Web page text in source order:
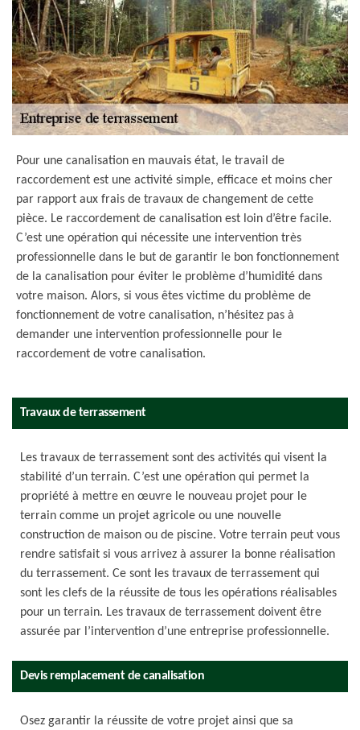
Pour une canalisation en mauvais état, le travail de
raccordement est une activité simple, efficace et moins cher
par rapport aux frais de travaux de changement de cette
pièce. Le raccordement de canalisation est loin d’être facile.
C’est une opération qui nécessite une intervention très
professionnelle dans le but de garantir le bon fonctionnement
de la canalisation pour éviter le problème d’humidité dans
votre maison. Alors, si vous êtes victime du problème de
fonctionnement de votre canalisation, n’hésitez pas à
demander une intervention professionnelle pour le
raccordement de votre canalisation.
Travaux de terrassement
Les travaux de terrassement sont des activités qui visent la
stabilité d’un terrain. C’est une opération qui permet la
propriété à mettre en œuvre le nouveau projet pour le
terrain comme un projet agricole ou une nouvelle
construction de maison ou de piscine. Votre terrain peut vous
rendre satisfait si vous arrivez à assurer la bonne réalisation
du terrassement. Ce sont les travaux de terrassement qui
sont les clefs de la réussite de tous les opérations réalisables
pour un terrain. Les travaux de terrassement doivent être
assurée par l’intervention d’une entreprise professionnelle.
Devis remplacement de canalisation
Osez garantir la réussite de votre projet ainsi que sa